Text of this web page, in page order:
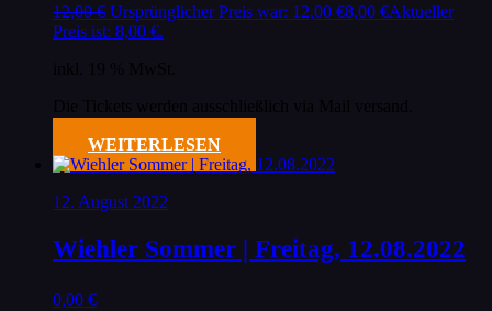
12,00€ Ursprünglicher Preis war: 12,00 €8,00 €Aktueller
Preis ist: 8,00 €.
WEITERLESEN
12. August 2022
Wiehler Sommer | Freitag, 12.08.2022
0,00 €